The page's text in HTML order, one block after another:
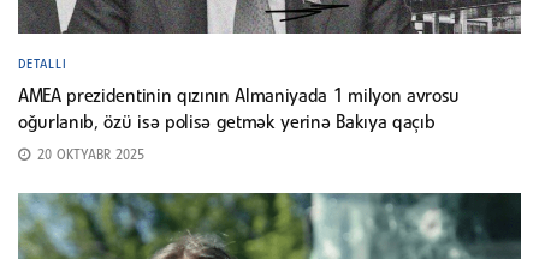
DETALLI
AMEA prezidentinin qızının Almaniyada 1 milyon avrosu
oğurlanıb, özü isə polisə getmək yerinə Bakıya qaçıb
20 OKTYABR 2025